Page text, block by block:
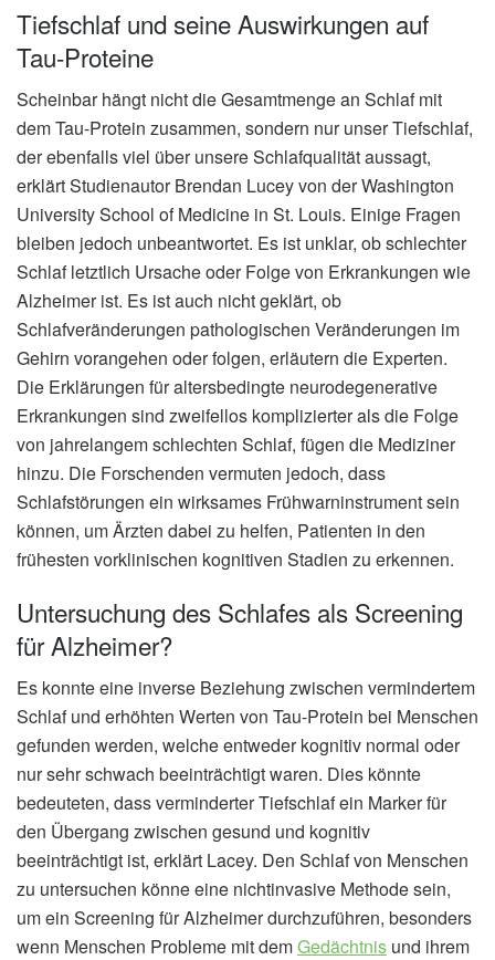
Tiefschlaf und seine Auswirkungen auf
Tau-Proteine
Scheinbar hängt nicht die Gesamtmenge an Schlaf mit
dem Tau-Protein zusammen, sondern nur unser Tiefschlaf,
der ebenfalls viel über unsere Schlafqualität aussagt,
erklärt Studienautor Brendan Lucey von der Washington
University School of Medicine in St. Louis. Einige Fragen
bleiben jedoch unbeantwortet. Es ist unklar, ob schlechter
Schlaf letztlich Ursache oder Folge von Erkrankungen wie
Alzheimer ist. Es ist auch nicht geklärt, ob
Schlafveränderungen pathologischen Veränderungen im
Gehirn vorangehen oder folgen, erläutern die Experten.
Die Erklärungen für altersbedingte neurodegenerative
Erkrankungen sind zweifellos komplizierter als die Folge
von jahrelangem schlechten Schlaf, fügen die Mediziner
hinzu. Die Forschenden vermuten jedoch, dass
Schlafstörungen ein wirksames Frühwarninstrument sein
können, um Ärzten dabei zu helfen, Patienten in den
frühesten vorklinischen kognitiven Stadien zu erkennen.
Untersuchung des Schlafes als Screening
für Alzheimer?
Es konnte eine inverse Beziehung zwischen vermindertem
Schlaf und erhöhten Werten von Tau-Protein bei Menschen
gefunden werden, welche entweder kognitiv normal oder
nur sehr schwach beeinträchtigt waren. Dies könnte
bedeuteten, dass verminderter Tiefschlaf ein Marker für
den Übergang zwischen gesund und kognitiv
beeinträchtigt ist, erklärt Lacey. Den Schlaf von Menschen
zu untersuchen könne eine nichtinvasive Methode sein,
um ein Screening für Alzheimer durchzuführen, besonders
wenn Menschen Probleme mit demGedächtnis und ihrem